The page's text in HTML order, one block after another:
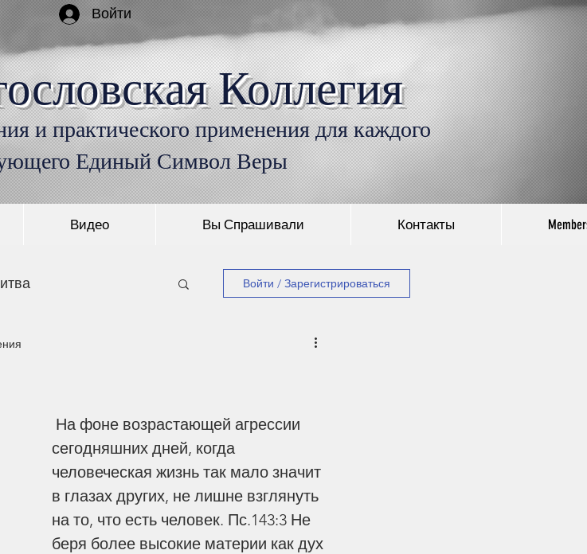
Войти
Войти
Коллегия
и практического применения для каждого
Единый Символ Веры
Видео Вы Спрашивали Контакты
Христа
Деньги
Библия
Войти / Зарегистрироваться
сегодняшних дней, когда
человеческая жизнь так мало значит
в глазах других, не лишне взглянуть
на то, что есть человек. Пс.143:3 Не
беря более высокие материи как дух